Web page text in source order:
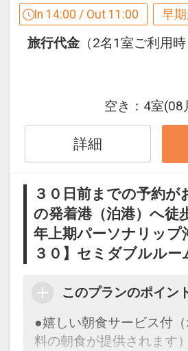
早めのお申し込みがお得
お得です！
※本プランは３０日前ま
す。２９日前以降の人数
こどもの内訳変更はでき
ホテルポイント
●アーリーチェックイン
●滞在中、大浴場の利用
●ウェルカムコーヒー付
※セルフサービスとなり
０）
In 14:00 / Out 11:00 早
旅行代金 （2名1室ご利用
空き： 4室(08
詳細
３０日前までの予約が
の発着港（泊港）へ徒
年上期パーソナリップ
３０】セミダブルルー
このプランのポイン
●嬉しい朝食サービス付
料の朝食が提供されます）